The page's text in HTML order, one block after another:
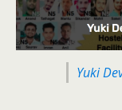
Yuki